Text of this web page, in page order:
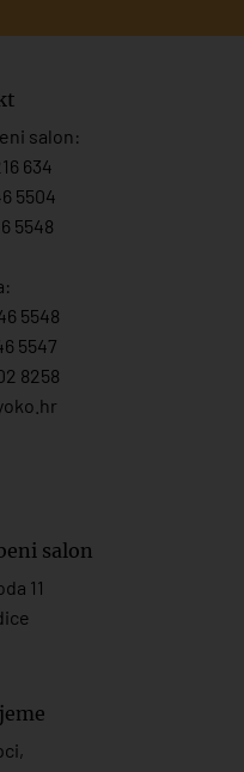
salon:
634
5504
5548
5548
5547
8258
hr
salon
11